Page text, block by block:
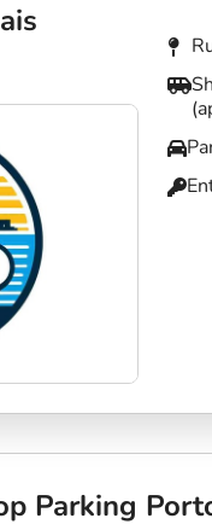
Parking